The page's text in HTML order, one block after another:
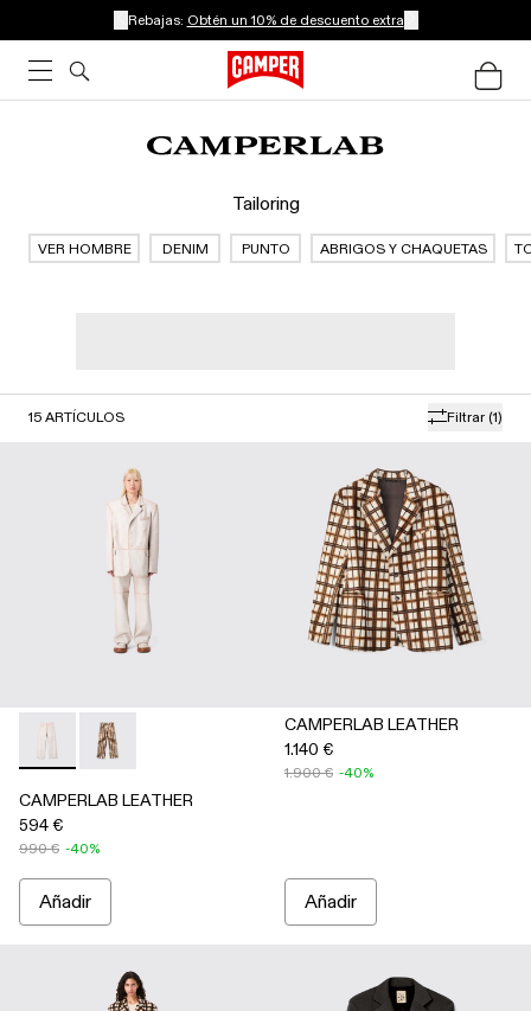
Rebajas: Obtén un 10% de descuento extra
Tailoring
VER HOMBRE DENIM PUNTO ABRIGOS Y CHAQUETAS
Filtrar (1)
15 ARTÍCULOS
CAMPERLAB LEATHER - AU00041-001 - Pantalón blanco
CAMPERLAB LEATHER - AU00041-002 - Pantalón
CAMPERLAB LEATHER
594 €
990 € -40%
Añadir
CAMPERLAB LEATHER
1.140 €
1.900 € -40%
Añadir